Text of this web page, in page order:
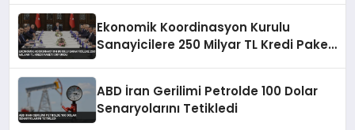
Ekonomik Koordinasyon Kurulu
Sanayicilere 250 Milyar TL Kredi Paketi
ABD İran Gerilimi Petrolde 100 Dolar
Senaryolarını Tetikledi